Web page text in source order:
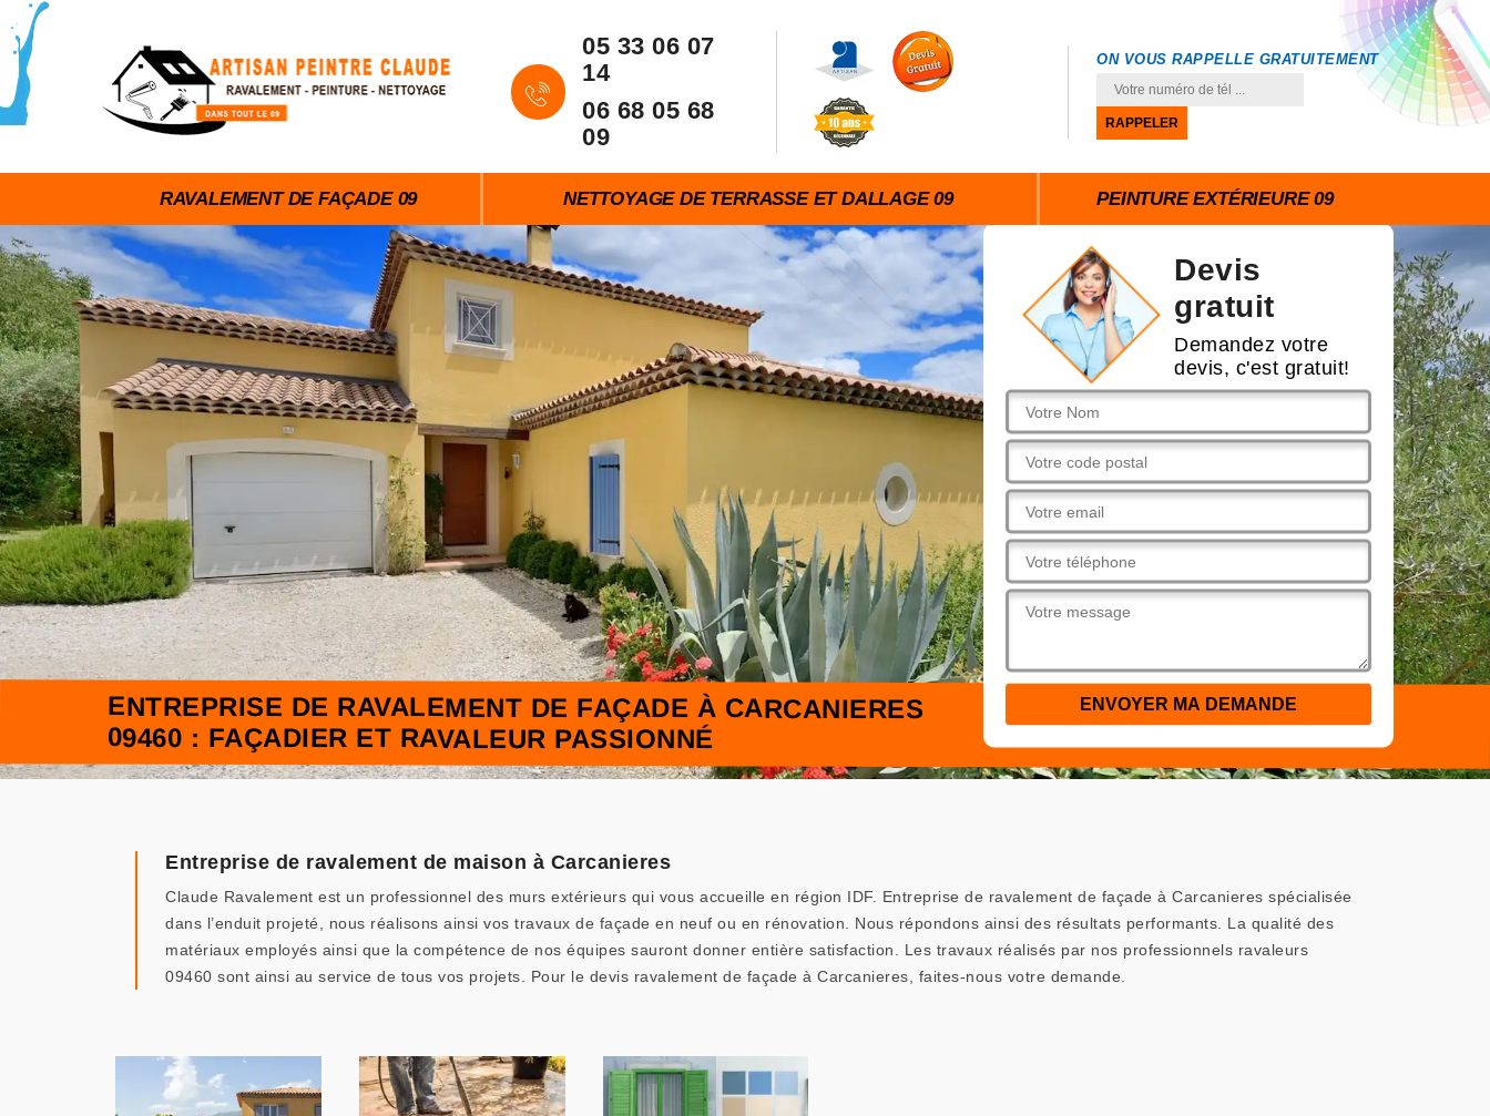
05 33 06 07
14
06 68 05 68
09
ON VOUS RAPPELLE GRATUITEMENT
RAVALEMENT DE FAÇADE 09 NETTOYAGE DE TERRASSE ET DALLAGE 09 PEINTURE EXTÉRIEURE 09
Devis
gratuit
Demandez votre
devis, c'est gratuit!
ENTREPRISE DE RAVALEMENT DE FAÇADE À CARCANIERES
09460 : FAÇADIER ET RAVALEUR PASSIONNÉ
Entreprise de ravalement de maison à Carcanieres
Claude Ravalement est un professionnel des murs extérieurs qui vous accueille en région IDF. Entreprise de ravalement de façade à Carcanieres spécialisée
dans l’enduit projeté, nous réalisons ainsi vos travaux de façade en neuf ou en rénovation. Nous répondons ainsi des résultats performants. La qualité des
matériaux employés ainsi que la compétence de nos équipes sauront donner entière satisfaction. Les travaux réalisés par nos professionnels ravaleurs
09460 sont ainsi au service de tous vos projets. Pour le devis ravalement de façade à Carcanieres, faites-nous votre demande.